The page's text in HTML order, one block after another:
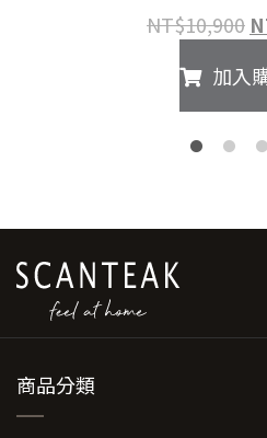
NT$10,900 原
價
加入
商品分類